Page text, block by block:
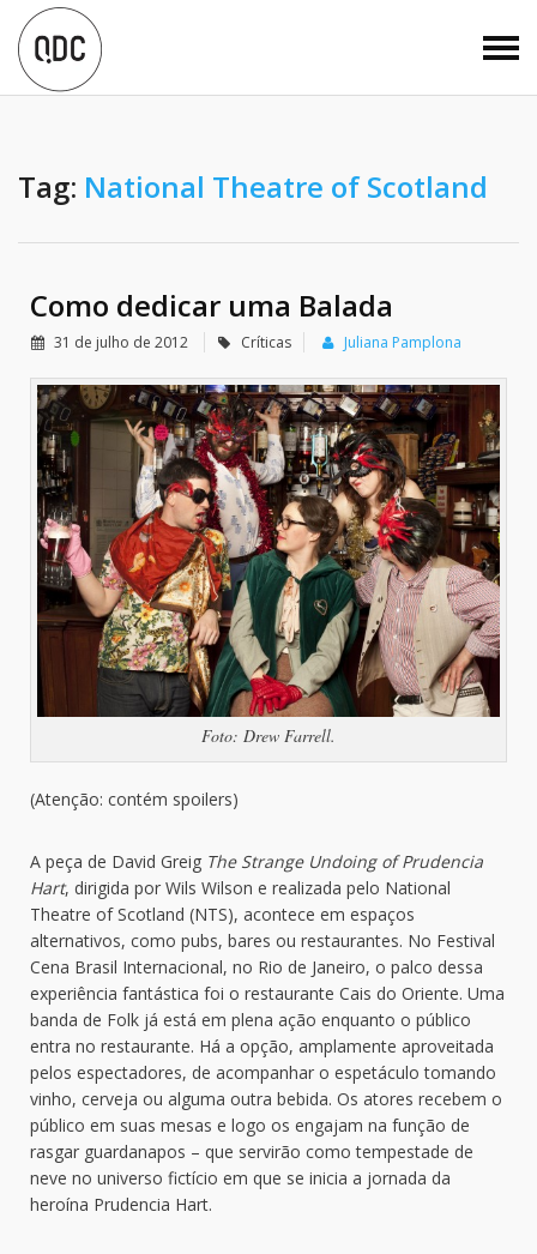
Tag: National Theatre of Scotland
Como dedicar uma Balada
31 de julho de 2012 Críticas Juliana Pamplona
Foto: Drew Farrell.
(Atenção: contém spoilers)
A peça de David Greig The Strange Undoing of Prudencia
Hart, dirigida por Wils Wilson e realizada pelo National
Theatre of Scotland (NTS), acontece em espaços
alternativos, como pubs, bares ou restaurantes. No Festival
Cena Brasil Internacional, no Rio de Janeiro, o palco dessa
experiência fantástica foi o restaurante Cais do Oriente. Uma
banda de Folk já está em plena ação enquanto o público
entra no restaurante. Há a opção, amplamente aproveitada
pelos espectadores, de acompanhar o espetáculo tomando
vinho, cerveja ou alguma outra bebida. Os atores recebem o
público em suas mesas e logo os engajam na função de
rasgar guardanapos – que servirão como tempestade de
neve no universo fictício em que se inicia a jornada da
heroína Prudencia Hart.